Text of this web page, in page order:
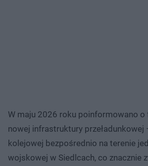
W maju 2026 roku poinformowano o
nowej infrastruktury przeładunkowej
kolejowej bezpośrednio na terenie
wojskowej w Siedlcach, co znacznie